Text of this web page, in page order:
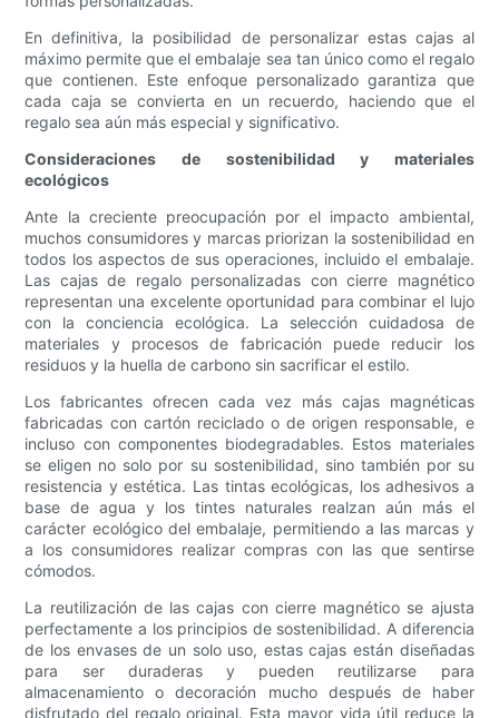
En definitiva, la posibilidad de personalizar estas cajas al
máximo permite que el embalaje sea tan único como el regalo
que contienen. Este enfoque personalizado garantiza que
cada caja se convierta en un recuerdo, haciendo que el
regalo sea aún más especial y significativo.
Consideraciones de sostenibilidad y materiales
ecológicos
Ante la creciente preocupación por el impacto ambiental,
muchos consumidores y marcas priorizan la sostenibilidad en
todos los aspectos de sus operaciones, incluido el embalaje.
Las cajas de regalo personalizadas con cierre magnético
representan una excelente oportunidad para combinar el lujo
con la conciencia ecológica. La selección cuidadosa de
materiales y procesos de fabricación puede reducir los
residuos y la huella de carbono sin sacrificar el estilo.
Los fabricantes ofrecen cada vez más cajas magnéticas
fabricadas con cartón reciclado o de origen responsable, e
incluso con componentes biodegradables. Estos materiales
se eligen no solo por su sostenibilidad, sino también por su
resistencia y estética. Las tintas ecológicas, los adhesivos a
base de agua y los tintes naturales realzan aún más el
carácter ecológico del embalaje, permitiendo a las marcas y
a los consumidores realizar compras con las que sentirse
cómodos.
La reutilización de las cajas con cierre magnético se ajusta
perfectamente a los principios de sostenibilidad. A diferencia
de los envases de un solo uso, estas cajas están diseñadas
para ser duraderas y pueden reutilizarse para
almacenamiento o decoración mucho después de haber
disfrutado del regalo original. Esta mayor vida útil reduce la